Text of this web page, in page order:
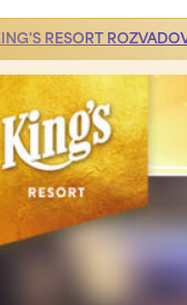
RESORT